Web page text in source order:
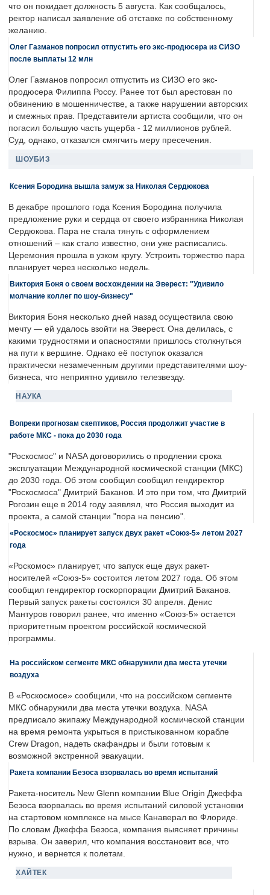
что он покидает должность 5 августа. Как сообщалось,
ректор написал заявление об отставке по собственному
желанию.
Олег Газманов попросил отпустить его экс-продюсера из СИЗО
после выплаты 12 млн
Олег Газманов попросил отпустить из СИЗО его экс-
продюсера Филиппа Россу. Ранее тот был арестован по
обвинению в мошенничестве, а также нарушении авторских
и смежных прав. Представители артиста сообщили, что он
погасил большую часть ущерба - 12 миллионов рублей.
Суд, однако, отказался смягчить меру пресечения.
ШОУБИЗ
Ксения Бородина вышла замуж за Николая Сердюкова
В декабре прошлого года Ксения Бородина получила
предложение руки и сердца от своего избранника Николая
Сердюкова. Пара не стала тянуть с оформлением
отношений – как стало известно, они уже расписались.
Церемония прошла в узком кругу. Устроить торжество пара
планирует через несколько недель.
Виктория Боня о своем восхождении на Эверест: "Удивило
молчание коллег по шоу-бизнесу"
Виктория Боня несколько дней назад осуществила свою
мечту — ей удалось взойти на Эверест. Она делилась, с
какими трудностями и опасностями пришлось столкнуться
на пути к вершине. Однако её поступок оказался
практически незамеченным другими представителями шоу-
бизнеса, что неприятно удивило телезвезду.
НАУКА
Вопреки прогнозам скептиков, Россия продолжит участие в
работе МКС - пока до 2030 года
"Роскосмос" и NASA договорились о продлении срока
эксплуатации Международной космической станции (МКС)
до 2030 года. Об этом сообщил сообщил гендиректор
"Роскосмоса" Дмитрий Баканов. И это при том, что Дмитрий
Рогозин еще в 2014 году заявлял, что Россия выходит из
проекта, а самой станции "пора на пенсию".
«Роскосмос» планирует запуск двух ракет «Союз-5» летом 2027
года
«Роскомос» планирует, что запуск еще двух ракет-
носителей «Союз-5» состоится летом 2027 года. Об этом
сообщил гендиректор госкорпорации Дмитрий Баканов.
Первый запуск ракеты состоялся 30 апреля. Денис
Мантуров говорил ранее, что именно «Союз-5» остается
приоритетным проектом российской космической
программы.
На российском сегменте МКС обнаружили два места утечки
воздуха
В «Роскосмосе» сообщили, что на российском сегменте
МКС обнаружили два места утечки воздуха. NASA
предписало экипажу Международной космической станции
на время ремонта укрыться в пристыкованном корабле
Crew Dragon, надеть скафандры и были готовым к
возможной экстренной эвакуации.
Ракета компании Безоса взорвалась во время испытаний
Ракета-носитель New Glenn компании Blue Origin Джеффа
Безоса взорвалась во время испытаний силовой установки
на стартовом комплексе на мысе Канаверал во Флориде.
По словам Джеффа Безоса, компания выясняет причины
взрыва. Он заверил, что компания восстановит все, что
нужно, и вернется к полетам.
ХАЙТЕК